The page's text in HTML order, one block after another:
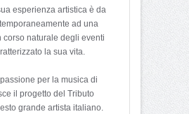
esperienza artistica è da
ad una
corso naturale degli eventi
la sua vita.
per la musica di
il progetto del Tributo
grande artista italiano.